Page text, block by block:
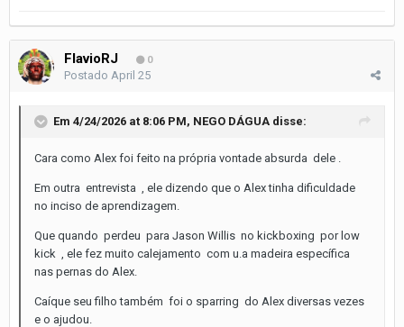
FlavioRJ 0
Postado April 25
Em 4/24/2026 at 8:06 PM, NEGO DÁGUA disse:
Cara como Alex foi feito na própria vontade absurda dele .
Em outra entrevista , ele dizendo que o Alex tinha dificuldade
no inciso de aprendizagem.
Que quando perdeu para Jason Willis no kickboxing por low
kick , ele fez muito calejamento com u.a madeira específica
nas pernas do Alex.
Caíque seu filho também foi o sparring do Alex diversas vezes
e o ajudou.